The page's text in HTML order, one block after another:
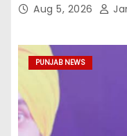
Aug 5, 2026
PUNJAB NEWS